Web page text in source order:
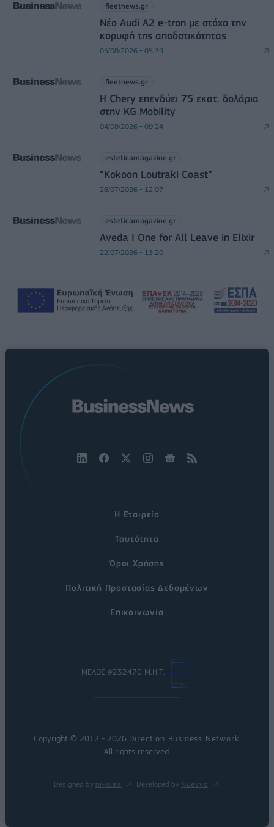
fleetnews.gr
Νέο Audi A2 e-tron με στόχο την
κορυφή της αποδοτικότητας
05/08/2026 - 05:39
fleetnews.gr
Η Chery επενδύει 75 εκατ. δολάρια
στην KG Mobility
04/08/2026 - 09:24
esteticamagazine.gr
“Kokoon Loutraki Coast”
28/07/2026 - 12:07
esteticamagazine.gr
Aveda I One for All Leave in Elixir
22/07/2026 - 13:20
Η Εταιρεία
Ταυτότητα
Όροι Χρήσης
Πολιτική Προστασίας Δεδομένων
Επικοινωνία
ΜΕΛΟΣ #232470 Μ.Η.Τ.
Copyright © 2012 - 2026 Direction Business Network
All rights reserved.
Designed by nikolas Developed by Nuevvo